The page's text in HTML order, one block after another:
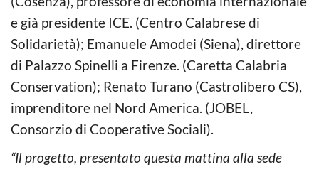
e già presidente ICE. (Centro Calabrese di
Solidarietà); Emanuele Amodei (Siena), direttore
di Palazzo Spinelli a Firenze. (Caretta Calabria
Conservation); Renato Turano (Castrolibero CS),
imprenditore nel Nord America. (JOBEL,
Consorzio di Cooperative Sociali).
“Il progetto, presentato questa mattina alla sede